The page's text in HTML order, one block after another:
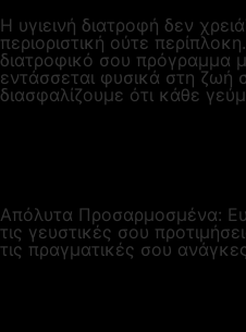
Η υγιεινή διατροφή δεν
περιοριστική ούτε
διατροφικό σου πρόγραμμα
εντάσσεται φυσικά στη ζωή
διασφαλίζουμε ότι κάθε
Απόλυτα Προσαρμοσμένα:
τις γευστικές σου
τις πραγματικές σου